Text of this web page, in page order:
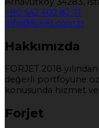
+90 542 402 82 71
info@forjet.com.tr
Hakkımızda
FORJET 2018
değerli portföyüne
konusunda hizmet
Forjet